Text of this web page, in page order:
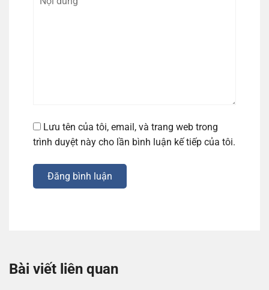
Lưu tên của tôi, email, và trang web trong
trình duyệt này cho lần bình luận kế tiếp của tôi.
Đăng bình luận
Bài viết liên quan